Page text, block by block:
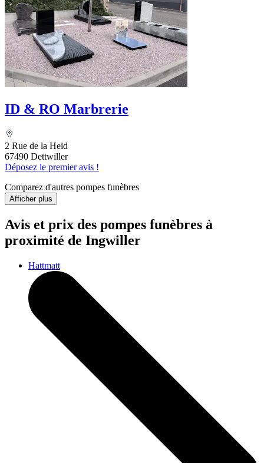
ID & RO Marbrerie
2 Rue de la Heid
67490 Dettwiller
Déposez le premier avis !
Comparez d'autres pompes funèbres
Afficher plus
Avis et prix des pompes funèbres à
proximité de Ingwiller
Hattmatt